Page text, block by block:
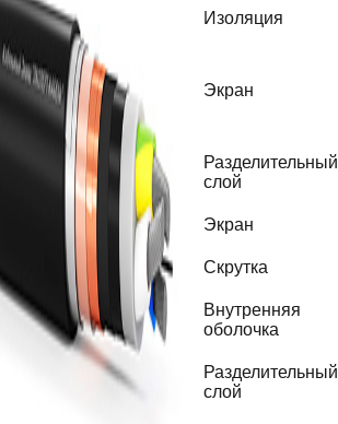
Изоляция
Экран
Разделительный
слой
Экран
Скрутка
Внутренняя
оболочка
Разделительный
слой